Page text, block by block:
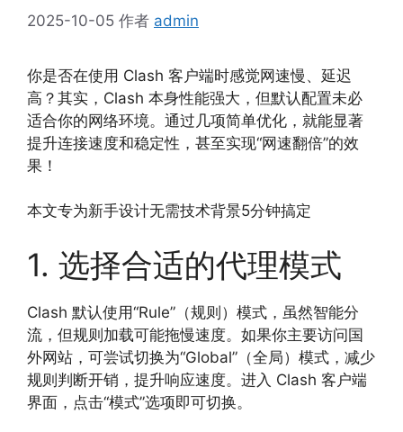
2025-10-05 作者 admin
你是否在使用 Clash 客户端时感觉网速慢、延迟
高？其实，Clash 本身性能强大，但默认配置未必
适合你的网络环境。通过几项简单优化，就能显著
提升连接速度和稳定性，甚至实现“网速翻倍”的效
果！
本文专为新手设计无需技术背景5分钟搞定
1. 选择合适的代理模式
Clash 默认使用“Rule”（规则）模式，虽然智能分
流，但规则加载可能拖慢速度。如果你主要访问国
外网站，可尝试切换为“Global”（全局）模式，减少
规则判断开销，提升响应速度。进入 Clash 客户端
界面，点击“模式”选项即可切换。